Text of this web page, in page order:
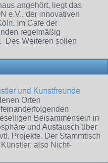
angehört, liegt das
e.V., der innovativen
Im Cafe der
regelmäßig
Des Weiteren sollen
und Kunstfreunde
Orten
Beisammensein in
und Austausch über
Projekte. Der Stammtisch
also Nicht-